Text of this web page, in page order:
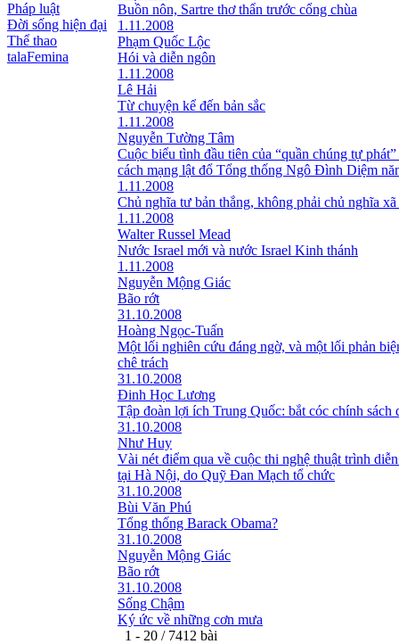
Pháp luật
Đời sống hiện đại
Thể thao
talaFemina
Buồn nôn, Sartre thơ thẩn trước cổng chùa
1.11.2008
Phạm Quốc Lộc
Hói và diễn ngôn
1.11.2008
Lê Hải
Từ chuyện kể đến bản sắc
1.11.2008
Nguyễn Tường Tâm
Cuộc biểu tình đầu tiên của “quần chúng tự
cách mạng lật đổ Tổng thống Ngô Đình Diệm
1.11.2008
Chủ nghĩa tư bản thắng, không phải chủ nghĩa
1.11.2008
Walter Russel Mead
Nước Israel mới và nước Israel Kinh thánh
1.11.2008
Nguyễn Mộng Giác
Bão rớt
31.10.2008
Hoàng Ngọc-Tuấn
Một lối nghiên cứu đáng ngờ, và một lối phản
chê trách
31.10.2008
Đinh Học Lương
Tập đoàn lợi ích Trung Quốc: bắt cóc chính sách
31.10.2008
Như Huy
Vài nét điểm qua về cuộc thi nghệ thuật trình
tại Hà Nội, do Quỹ Đan Mạch tổ chức
31.10.2008
Bùi Văn Phú
Tổng thống Barack Obama?
31.10.2008
Nguyễn Mộng Giác
Bão rớt
31.10.2008
Sống Chậm
Ký ức về những cơn mưa
1 - 20 / 7412 bài